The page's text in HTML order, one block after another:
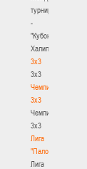
турнир
-
"Кубок
Халипского"
3x3
3x3
Чемпионат
3х3
Чемпионат
3х3
Лига
"Палова"
Лига